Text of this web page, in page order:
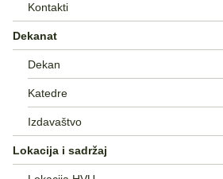
Kontakti
Dekanat
Dekan
Katedre
Izdavaštvo
Lokacija i sadržaj